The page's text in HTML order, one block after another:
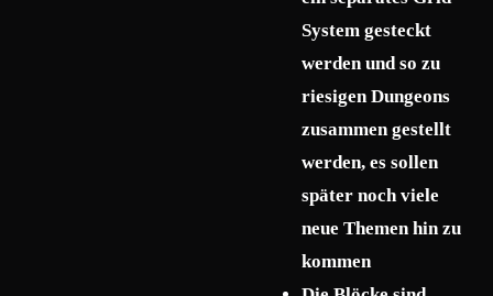
System gesteckt
werden und so zu
riesigen Dungeons
zusammen gestellt
werden, es sollen
später noch viele
neue Themen hin zu
kommen